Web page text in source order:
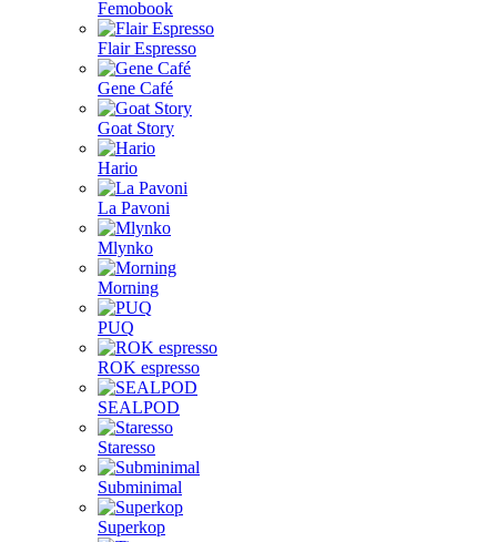
Femobook
Flair Espresso
Gene Café
Goat Story
Hario
La Pavoni
Mlynko
Morning
PUQ
ROK espresso
SEALPOD
Staresso
Subminimal
Superkop